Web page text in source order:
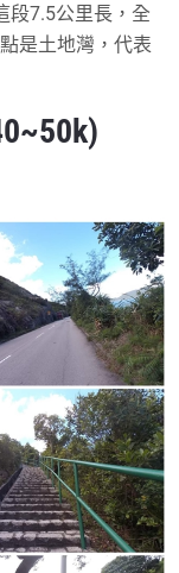
段7.5公里長，全
是土地灣，代表